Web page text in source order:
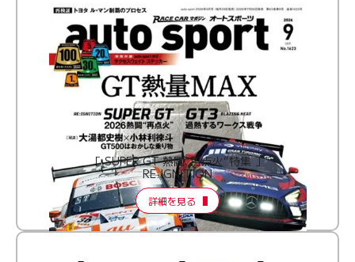
［ SUPER GT 熱闘“再点火”特集 ］
RE:IGNITION
詳細を見る